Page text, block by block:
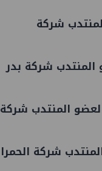
شركة
شركة بدر
المنتدب شركة
شركة الحمرا